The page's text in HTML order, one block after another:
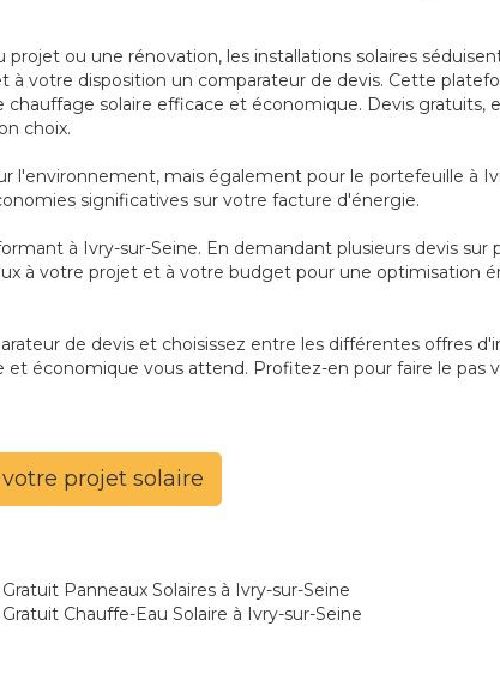
ou une rénovation, les installations solaires
à votre disposition un comparateur de devis. Cette
solaire efficace et économique. Devis gratuits,
choix.
l'environnement, mais également pour le portefeuille à
significatives sur votre facture d'énergie.
à Ivry-sur-Seine. En demandant plusieurs devis sur
à votre projet et à votre budget pour une optimisation
de devis et choisissez entre les différentes offres
économique vous attend. Profitez-en pour faire le pas
projet solaire
Panneaux Solaires à Ivry-sur-Seine
Chauffe-Eau Solaire à Ivry-sur-Seine